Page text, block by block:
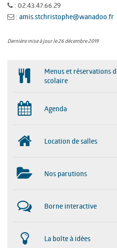
: 02.43.47.66.29
: amis.stchristophe@wanadoo.fr
Dernière mise à jour le 26 décembre 2019
Menus et réservations
scolaire
Agenda
Location de salles
Nos parutions
Borne interactive
La boîte à idées